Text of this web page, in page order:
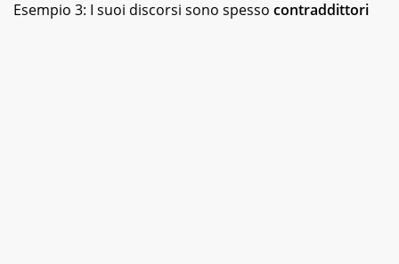
Esempio 3: I suoi discorsi sono spesso contraddittori